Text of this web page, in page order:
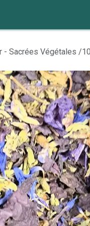
- Sacrées Végétales /